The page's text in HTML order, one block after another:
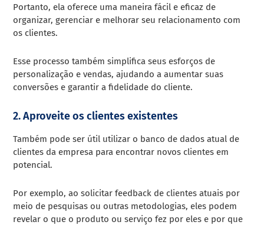
Portanto, ela oferece uma maneira fácil e eficaz de
organizar, gerenciar e melhorar seu relacionamento com
os clientes.
Esse processo também simplifica seus esforços de
personalização e vendas, ajudando a aumentar suas
conversões e garantir a fidelidade do cliente.
2. Aproveite os clientes existentes
Também pode ser útil utilizar o banco de dados atual de
clientes da empresa para encontrar novos clientes em
potencial.
Por exemplo, ao solicitar feedback de clientes atuais por
meio de pesquisas ou outras metodologias, eles podem
revelar o que o produto ou serviço fez por eles e por que